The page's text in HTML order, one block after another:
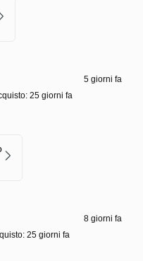
5 giorni fa
25 giorni fa
8 giorni fa
25 giorni fa